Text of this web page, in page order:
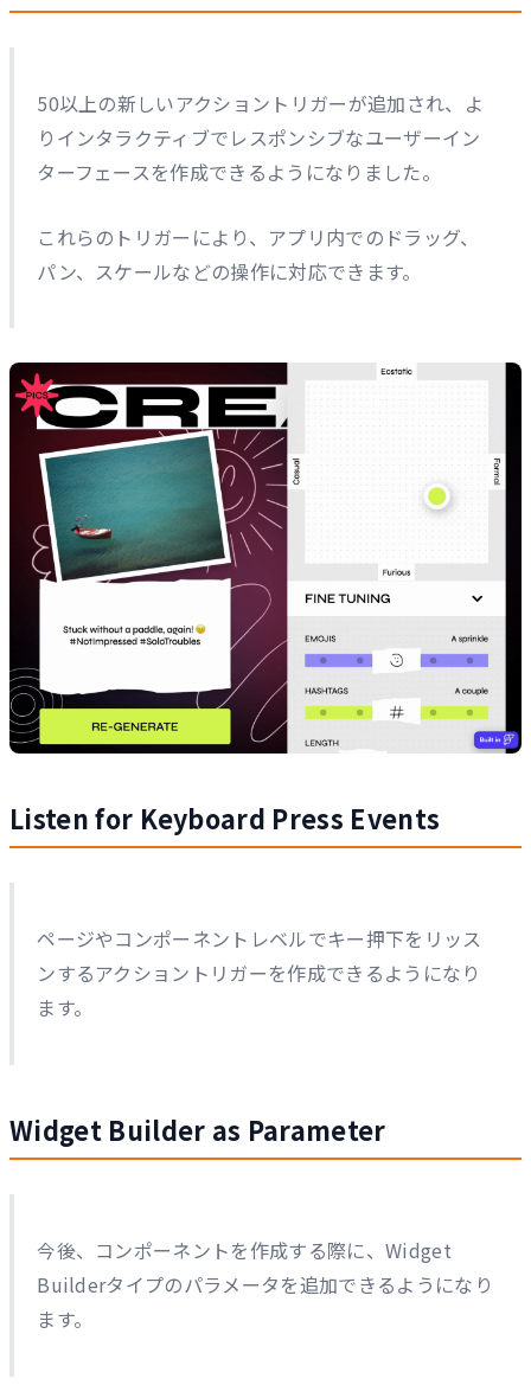
50以上の新しいアクショントリガーが追加され、よ
りインタラクティブでレスポンシブなユーザーイン
ターフェースを作成できるようになりました。
これらのトリガーにより、アプリ内でのドラッグ、
パン、スケールなどの操作に対応できます。
Listen for Keyboard Press Events
ページやコンポーネントレベルでキー押下をリッス
ンするアクショントリガーを作成できるようになり
ます。
Widget Builder as Parameter
今後、コンポーネントを作成する際に、Widget
Builderタイプのパラメータを追加できるようになり
ます。